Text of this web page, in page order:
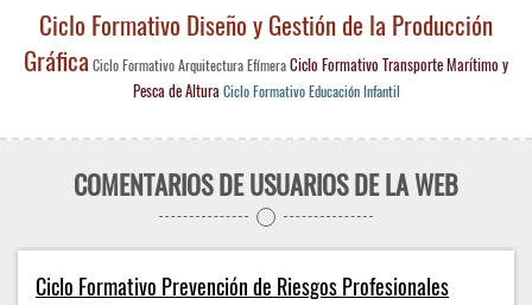
Ciclo Formativo Diseño y Gestión de la Producción
Gráfica Ciclo Formativo Arquitectura EfímeraCiclo Formativo Transporte Marítimo y
Pesca de Altura Ciclo Formativo Educación Infantil
COMENTARIOS DE USUARIOS DE LA WEB
Ciclo Formativo Prevención de Riesgos Profesionales